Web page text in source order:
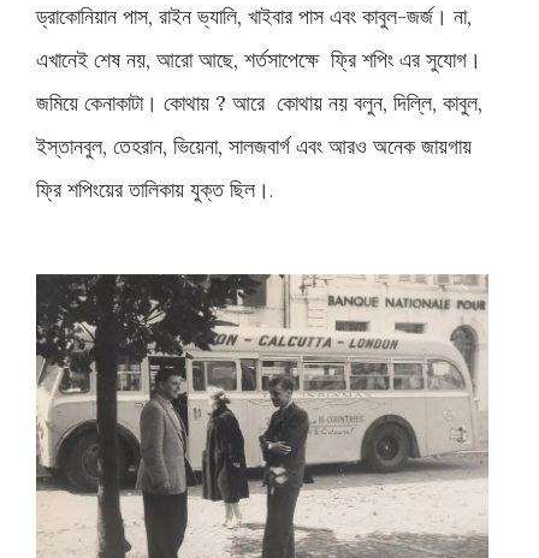
ড্রাকোনিয়ান পাস, রাইন ভ্যালি, খাইবার পাস এবং কাবুল-জর্জ। না,
এখানেই শেষ নয়, আরো আছে, শর্তসাপেক্ষে ফ্রি শপিং এর সুযোগ।
জমিয়ে কেনাকাটা। কোথায় ? আরে কোথায় নয় বলুন, দিল্লি, কাবুল,
ইস্তানবুল, তেহরান, ভিয়েনা, সালজবার্গ এবং আরও অনেক জায়গায়
ফ্রি শপিংয়ের তালিকায় যুক্ত ছিল। .